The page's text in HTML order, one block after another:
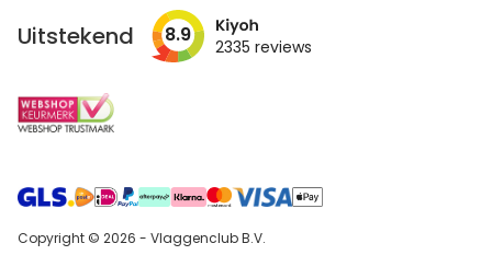
Uitstekend 8.9 2335 reviews
Copyright © 2026 - Vlaggenclub B.V.